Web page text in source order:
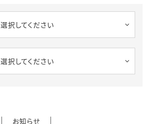
選択してください
選択してください
お知らせ